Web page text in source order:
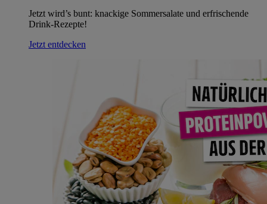
Jetzt wird’s bunt: knackige Sommersalate und erfrischende
Drink-Rezepte!
Jetzt entdecken